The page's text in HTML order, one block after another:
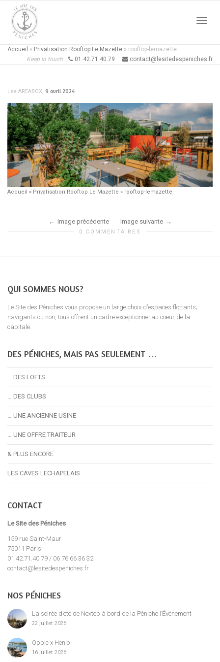
Accueil » Privatisation Rooftop Le Mazette » rooftop-lemazette
Keep in touch
01.42.71.40.79 contact@lesitedespeniches.fr
Lea AREABOX, 9 avril 2024
Accueil » Privatisation Rooftop Le Mazette » rooftop-lemazette
Image précédente Image suivante
0 COMMENTAIRES
QUI SOMMES NOUS?
Le Site des Péniches vous propose un large choix d’espaces flottants;
navigants ou non, tous offrent un cadre exceptionnel au coeur de la
capitale.
DES PÉNICHES, MAIS PAS SEULEMENT …
… DES LOFTS
… DES CLUBS
… UNE ANCIENNE USINE
… UNE OFFRE TRAITEUR
& PLUS ENCORE
LES CAVES LECHAPELAIS
CONTACT
Le Site des Péniches
159 rue Saint-Maur
75011 Paris
01.42.71.40.79 / 06 76 66 36 32
contact@lesitedespeniches.fr
NOS PÉNICHES
La soirée d’été de Nextep à bord de la Péniche l’Événement
22 juillet 2026
Oppic x Henjo
16 juillet 2026